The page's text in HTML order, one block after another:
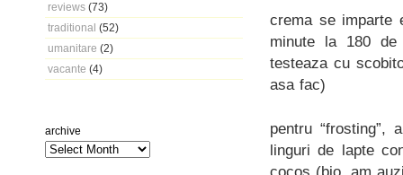
reviews (73)
traditional (52)
umanitare (2)
vacante (4)
archive
crema se imparte
minute la 180 de
testeaza cu
asa fac)
pentru
linguri de lapte
cocos (bio, am